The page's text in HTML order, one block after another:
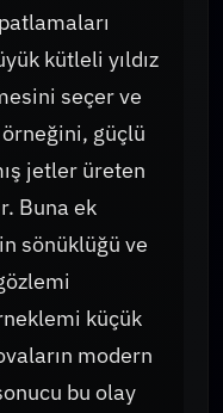
kütleli yıldız
seçer ve
güçlü
jetler üreten
Buna ek
sönüklüğü ve
küçük
modern
bu olay